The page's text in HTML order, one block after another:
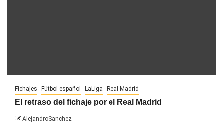
Fichajes Fútbol español LaLiga Real Madrid
El retraso del fichaje por el Real Madrid
AlejandroSanchez